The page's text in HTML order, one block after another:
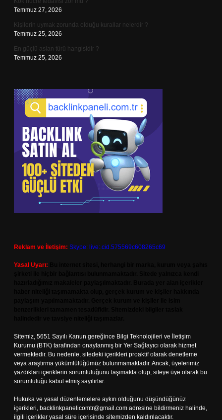
Temmuz 27, 2026
Kişilerin uymak zorunda olduğu kurallar nelerdir ?
Temmuz 25, 2026
En güçlü aslan türü hangisidir ?
Temmuz 25, 2026
Reklam ve İletişim: Skype: live:.cid.575569c608265c69
Yasal Uyarı:
Sitemiz, 5651 Sayılı Kanun gereğince Bilgi Teknolojileri ve İletişim
Kurumu (BTK) tarafından onaylanmış bir Yer Sağlayıcı olarak hizmet
vermektedir. Bu nedenle, sitedeki içerikleri proaktif olarak denetleme
veya araştırma yükümlülüğümüz bulunmamaktadır. Ancak, üyelerimiz
yazdıkları içeriklerin sorumluluğunu taşımakta olup, siteye üye olarak bu
sorumluluğu kabul etmiş sayılırlar.
Hukuka ve yasal düzenlemelere aykırı olduğunu düşündüğünüz
içerikleri, backlinkpanelicomtr@gmail.com adresine bildirmeniz halinde,
ilgili içerikler yasal süre içerisinde sitemizden kaldırılacaktır.